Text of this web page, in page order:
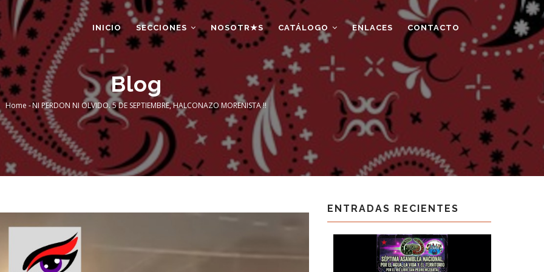
INICIO SECCIONES NOSOTR★S CATÁLOGO ENLACES CONTACTO
Blog
Breadcrumb
Home -NI PERDON NI OLVIDO. 5 DE SEPTIEMBRE, HALCONAZO MORENISTA ‼
ENTRADAS RECIENTES